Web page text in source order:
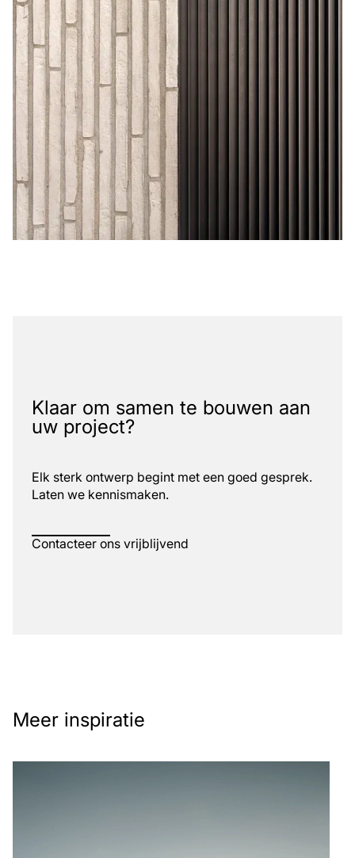
Klaar om samen te bouwen aan
uw project?
Elk sterk ontwerp begint met een goed gesprek.
Laten we kennismaken.
Contacteer ons vrijblijvend
Meer inspiratie